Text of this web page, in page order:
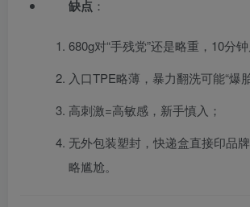
缺点 ：
680g对“手残党”还是略重，10分
入口TPE略薄，暴力翻洗可能“爆胎
高刺激=高敏感，新手慎入；
无外包装塑封，快递盒直接印品
略尴尬。